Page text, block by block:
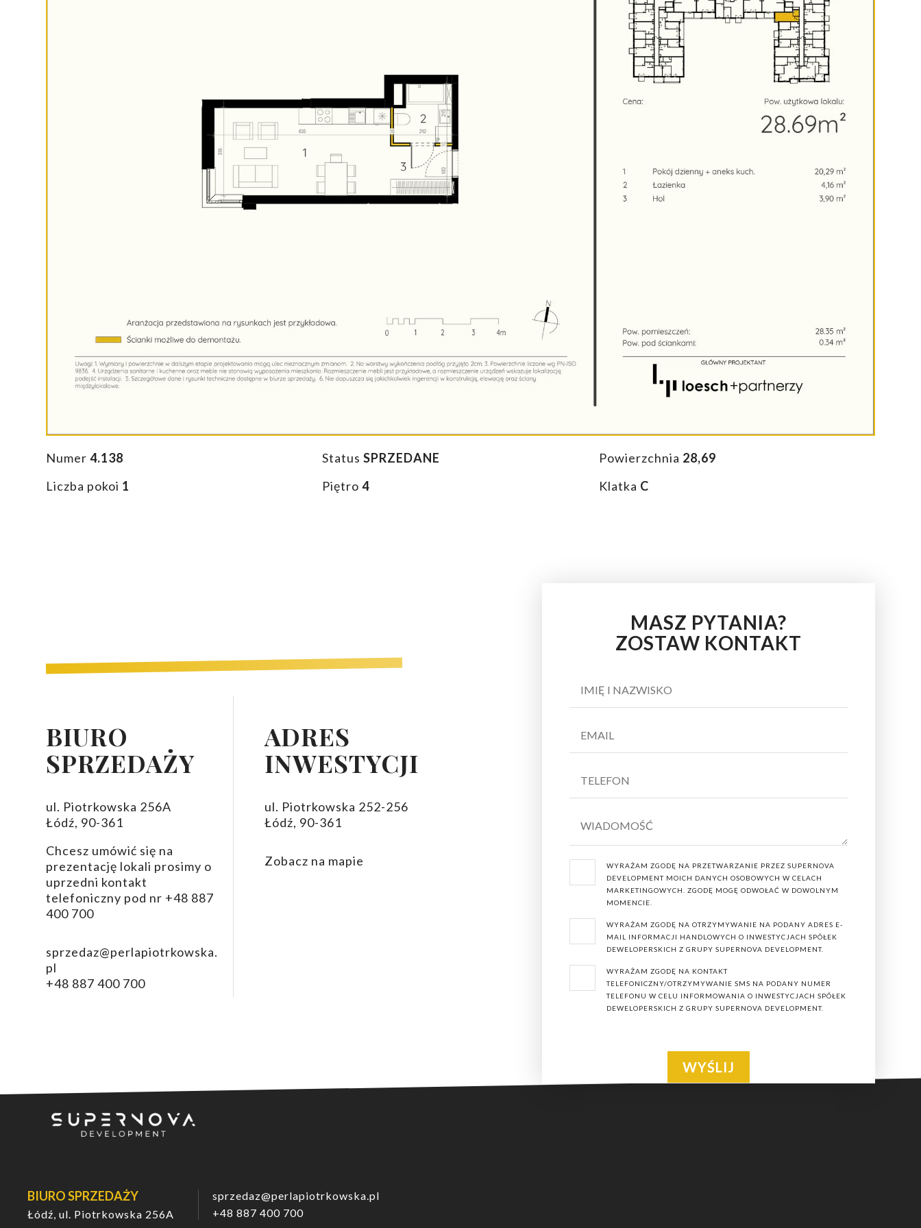
Numer4.138 StatusSPRZEDANE Powierzchnia 28,69
Liczba pokoi 1 Piętro4 Klatka C
BIURO SPRZEDAŻY
Łódź, ul. Piotrkowska 256A
sprzedaz@perlapiotrkowska.pl
+48 887 400 700
w Łodzi-Śródmieście, przy ulicy Piotrkowskiej 252/256. Położona w samym sercu Łodzi inwestycja Perła
W bliskiej okolicy znajdują się: sklepy, galerie, muzea, teatry, szkoły wyższe, opieka medyczna, restauracje, kina oraz siedziby firm. Inwestycja jest realizowana na terenie
łączącym ulicę Piotrkowską z ulicą Sienkiewicza. To tutaj, pod adresem Piotrkowska 252/256 w zielonej części Łodzi – osiedla Katedralna, powstanie wielorodzinny budynek z
166 mieszkaniami, tarasami, balkonami oraz pięknymi ogrodami. Bezpieczne, rodzinne osiedle z nowoczesną architekturą, garażem podziemnym czy licznymi udogodnieniami dla
potrzebują jeszcze więcej przestrzeni istnieje możliwość połączenia kilku lokali. Oferujemy Państwu komfortowe i funkcjonalne mieszkania w samym centrum Łodzi. Co
miesiąc nowe oferty, promocje czy dni otwarte inwestycji. W weekendy deweloperów i dni otwarte budowy zapraszamy do biura sprzedaży na ul. Sienkiewicza 171 w
Dlaczego warto wybrać mieszkanie w inwestycji Perła Piotrkowska?
Doskonała lokalizacja sprawia, że będziecie czuli się tu komfortowo a mieszkanie stale będzie zyskiwało na wartości,
są nadal atrakcyjne dla inwestorów, zapraszamy do zapoznania się z ofertą mieszkań z opcją zarządzania najmem;
kawalerki, mieszkania 2,3,4 pokojowe w Łodzi.
Teraz jest dobry czas na
Do dyspozycji mieszkańców przygotowaliśmy parking podziemny na poziomie -1.
Dobre nasłonecznienie pomieszczeń mieszkalnych oraz przepiękne widoki z okien, każdego dnia będą cieszyły oko swoich mieszkańców, a także wpływały pozytywnie na
mieszkania 2-pokojowe zajmujące od 41 mkw. do 62 mkw.,
BIURO
SPRZEDAŻY
ul. Piotrkowska 256A
Łódź, 90-361
Chcesz umówić się na
prezentację lokali prosimy o
uprzedni kontakt
telefoniczny pod nr +48 887
400 700
sprzedaz@perlapiotrkowska.
pl
+48 887 400 700
ADRES
INWESTYCJI
ul. Piotrkowska 252-256
Łódź, 90-361
Zobacz na mapie
MASZ PYTANIA?
ZOSTAW KONTAKT
WYRAŻAM ZGODĘ NA PRZETWARZANIE PRZEZ SUPERNOVA
DEVELOPMENT MOICH DANYCH OSOBOWYCH W CELACH
MARKETINGOWYCH. ZGODĘ MOGĘ ODWOŁAĆ W DOWOLNYM
MOMENCIE.
WYRAŻAM ZGODĘ NA OTRZYMYWANIE NA PODANY ADRES E-
MAIL INFORMACJI HANDLOWYCH O INWESTYCJACH SPÓŁEK
DEWELOPERSKICH Z GRUPY SUPERNOVA DEVELOPMENT.
WYRAŻAM ZGODĘ NA KONTAKT
TELEFONICZNY/OTRZYMYWANIE SMS NA PODANY NUMER
TELEFONU W CELU INFORMOWANIA O INWESTYCJACH SPÓŁEK
DEWELOPERSKICH Z GRUPY SUPERNOVA DEVELOPMENT.